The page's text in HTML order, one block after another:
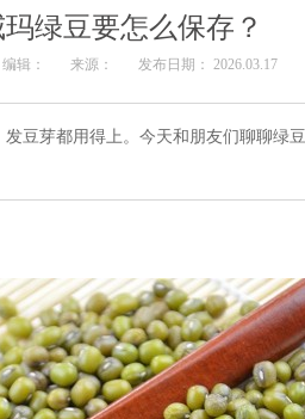
绿豆要怎么保存？
编辑： 来源： 发布日期： 2026.03.17
豆芽都用得上。今天和朋友们聊聊绿